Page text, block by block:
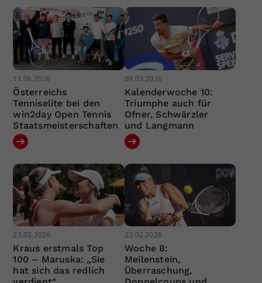
11.06.2026
Österreichs
Tenniselite bei den
win2day Open Tennis
Staatsmeisterschaften
09.03.2026
Kalenderwoche 10:
Triumphe auch für
Ofner, Schwärzler
und Langmann
23.02.2026
Kraus erstmals Top
100 – Maruska: „Sie
hat sich das redlich
23.02.2026
Woche 8:
Meilenstein,
Überraschung,